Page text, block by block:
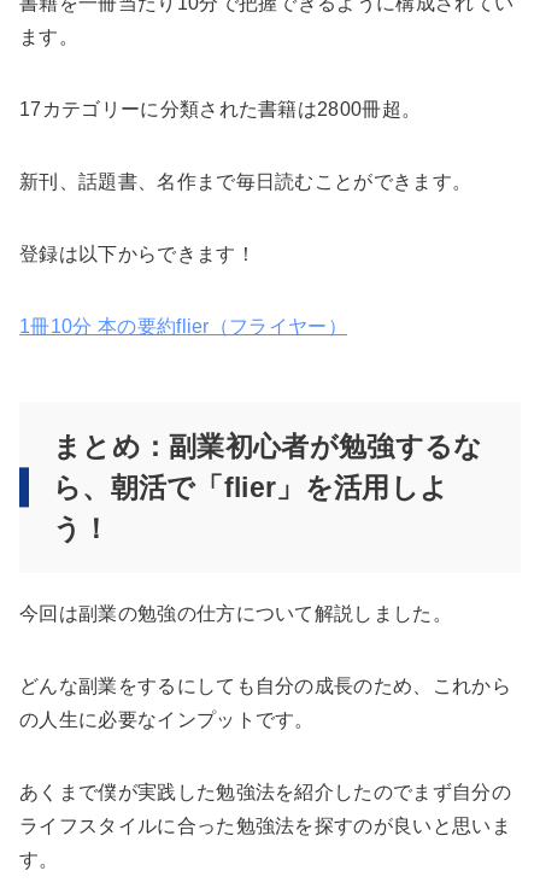
ます。
17カテゴリーに分類された書籍は2800冊超。
新刊、話題書、名作まで毎日読むことができます。
登録は以下からできます！
1冊10分 本の要約flier（フライヤー）
まとめ：副業初心者が勉強するな
ら、朝活で「flier」を活用しよ
う！
今回は副業の勉強の仕方について解説しました。
どんな副業をするにしても自分の成長のため、これから
の人生に必要なインプットです。
あくまで僕が実践した勉強法を紹介したのでまず自分の
ライフスタイルに合った勉強法を探すのが良いと思いま
す。